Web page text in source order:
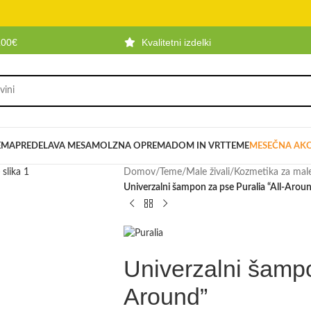
Kvalitetni izdelki
PREDELAVA MESAMOLZNA OPREMADOM IN VRTTEMEMESEČNA
Domov/ Teme/ Male živali/ Kozmetika za
Univerzalni šampon za pse Puralia “All-
Univerzalni
Around”